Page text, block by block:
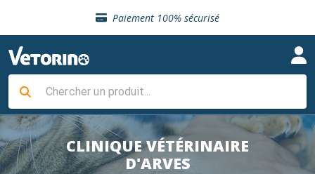
Paiement 100% sécurisé
Livraison gratuite en clinique vétérinaire
Sélection de croquettes vétérinaire
Livraison gratuite en clinique vétérinaire
Retour gratuit en clinique
Sélection de croquettes vétérinaire
CLINIQUE VÉTÉRINAIRE
D'ARVES